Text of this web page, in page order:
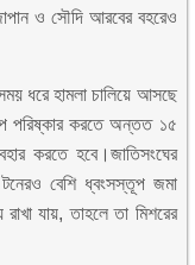
ও সৌদি আরবের বহরেও
ধরে হামলা চালিয়ে আসছে
পরিষ্কার করতে অন্তত ১৫
করতে হবে।জাতিসংঘের
বেশি ধ্বংসস্তূপ জমা
যায়, তাহলে তা মিশরের